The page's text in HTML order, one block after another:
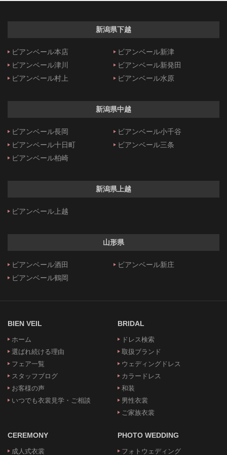
新潟県下越
ビアンベール本店
ビアンベール新津
ビアンベール津川
ビアンベール新発田
ビアンベール村上
ビアンベール水原
新潟県中越
ビアンベール長岡
ビアンベール小千谷
ビアンベール十日町
ビアンベール三条
ビアンベール柏崎
新潟県上越
ビアンベール上越
山形県
ビアンベール酒田
ビアンベール新庄
ビアンベール鶴岡
BIEN VEIL
ホーム
選ばれ続ける理由
フェア一覧
スタッフブログ
お客様の声
いつでも衣裳見学・ご相談
BRIDAL
ドレス検索
取扱ブランド
ウェディングドレス
カラードレス
和装
男性衣裳
ご家族衣裳
CEREMONY
成人式衣裳
PHOTO WEDDING
フォトウェディング